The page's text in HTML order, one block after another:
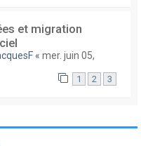
et migration
« mer. juin 05,
1 2 3